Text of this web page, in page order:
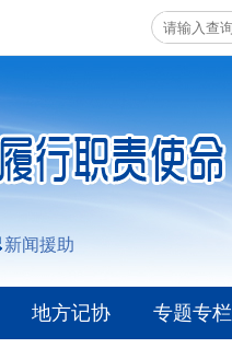
新闻援助
地方记协 专题专栏